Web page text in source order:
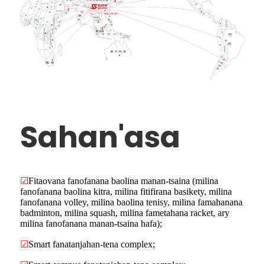
Sahan'asa
☑Fitaovana fanofanana baolina manan-tsaina (milina
fanofanana baolina kitra, milina fitifirana basikety, milina
fanofanana volley, milina baolina tenisy, milina famahanana
badminton, milina squash, milina fametahana racket, ary
milina fanofanana manan-tsaina hafa);
☑Smart fanatanjahan-tena complex;